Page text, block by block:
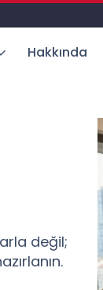
Hakkında
değil;